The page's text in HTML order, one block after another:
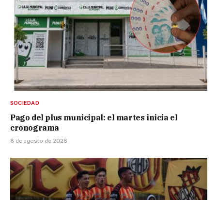
SOCIEDAD
Pago del plus municipal: el martes inicia el
cronograma
8 de agosto de 2026